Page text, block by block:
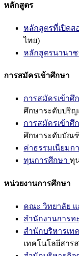
หลักสูตร
หลักสูตรที่เปิดส
ไทย)
หลักสูตรนานาช
การสมัครเข้าศึกษา
การสมัครเข้า
ศึกษาระดับปริ
การสมัครเข้า
ศึกษาระดับบัณ
ค่าธรรมเนียมก
ทุนการศึกษา ทุ
หน่วยงานการศึกษา
คณะ วิทยาลัย
สำนักงานการท
สำนักบริหารเท
เทคโนโลยีสาร